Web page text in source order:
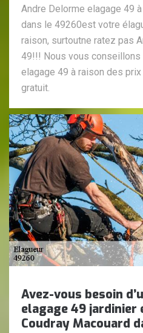
Andre Delorme elagage 49
dans le 49260est votre
raison, surtoutne ratez pas
49!!! Nous vous conseillons
elagage 49 à raison des
gratuit.
Avez-vous besoin
elagage 49 jardinier
Coudray Macouard